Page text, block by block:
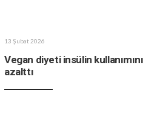
13 Şubat 2026
Vegan diyeti insülin kullanımını
azalttı